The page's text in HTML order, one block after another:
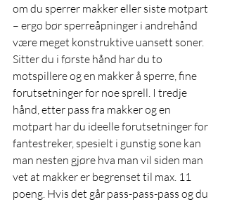
om du sperrer makker eller siste motpart
– ergo bør sperreåpninger i andrehånd
være meget konstruktive uansett soner.
Sitter du i første hånd har du to
motspillere og en makker å sperre, fine
forutsetninger for noe sprell. I tredje
hånd, etter pass fra makker og en
motpart har du ideelle forutsetninger for
fantestreker, spesielt i gunstig sone kan
man nesten gjøre hva man vil siden man
vet at makker er begrenset til max. 11
poeng. Hvis det går pass-pass-pass og du